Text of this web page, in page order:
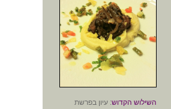
השילוש הקדוש: עיון בפרשת